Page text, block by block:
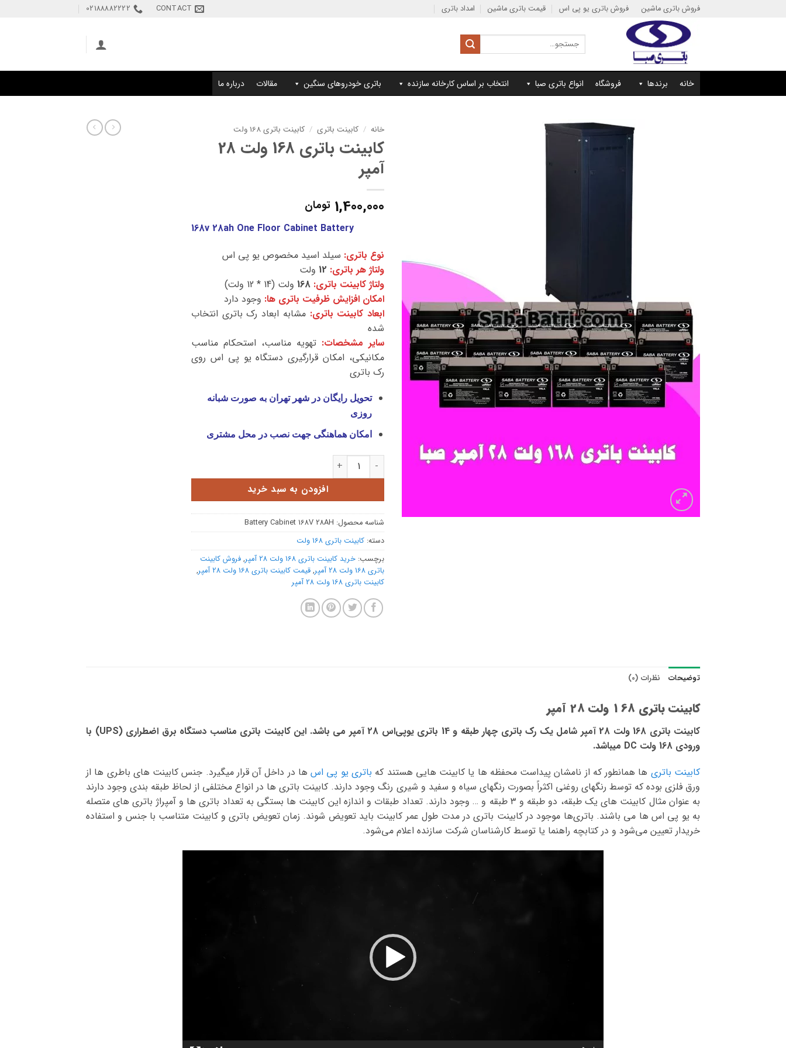
فروش باتری ماشین فروش باتری یو پی اس قیمت باتری ماشین امداد باتری CONTACT
02188882222
جستجو
برای:
خانه برندها فروشگاه انواع باتری صبا انتخاب بر اساس کارخانه سازنده باتری خودروهای سنگین مقالات درباره ما
خانه / کابینت باتری / کابینت باتری 168 ولت
کابینت باتری 168 ولت 28
آمپر
1,400,000 تومان
168v 28ah One Floor Cabinet Battery
نوع باتری: سیلد اسید مخصوص یو پی اس
ولتاژ هر باتری: 12 ولت
ولتاژ کابینت باتری: 168 ولت (14 * 12 ولت)
امکان افزایش ظرفیت باتری ها: وجود دارد
ابعاد کابینت باتری: مشابه ابعاد رک باتری انتخاب
شده
سایر مشخصات: تهویه مناسب، استحکام مناسب
مکانیکی، امکان قرارگیری دستگاه یو پی اس روی
رک باتری
تحویل رایگان در شهر تهران به صورت شبانه
روزی
امکان هماهنگی جهت نصب در محل مشتری
کابینت باتری 168 ولت 28 آمپر عدد
افزودن به سبد خرید
شناسه محصول: Battery Cabinet 168V 28AH
دسته: کابینت باتری 168 ولت
برچسب: خرید کابینت باتری 168 ولت 28 آمپر , فروش کابینت
باتری 168 ولت 28 آمپر
, قیمت کابینت باتری 168 ولت 28 آمپر
,
کابینت باتری 168 ولت 28 آمپر
توضیحات نظرات (0)
کابینت باتری 168 ولت 28 آمپر
کابینت باتری 168 ولت 28 آمپر شامل یک رک باتری چهار طبقه و 14 باتری یوپی‌اس 28 آمپر می باشد. این کابینت باتری مناسب دستگاه برق اضطراری (UPS) با
ورودی 168 ولت DC میباشد.
کابینت باتری ها همانطور که از نامشان پیداست محفظه ها یا کابینت هایی هستند که باتری یو پی اسها در داخل آن قرار میگیرد. جنس کابینت های باطری ها از
ورق فلزی بوده که توسط رنگهای روغنی اکثراً بصورت رنگهای سیاه و سفید و شیری رنگ وجود دارند. کابینت باتری ها در انواع مختلفی از لحاظ طبقه بندی وجود دارند
به عنوان مثال کابینت های یک طبقه، دو طبقه و ۳ طبقه و … وجود دارند. تعداد طبقات و اندازه این کابینت ها بستگی به تعداد باتری ها و آمپراژ باتری های متصله
به یو پی اس ها می باشند. باتری‌ها موجود در کابینت باتری در مدت طول عمر کابینت باید تعویض شوند. زمان تعویض باتری و کابینت متناسب با جنس و استفاده
خریدار تعیین می‌شود و در کتابچه راهنما یا توسط کارشناسان شرکت سازنده اعلام می‌شود.